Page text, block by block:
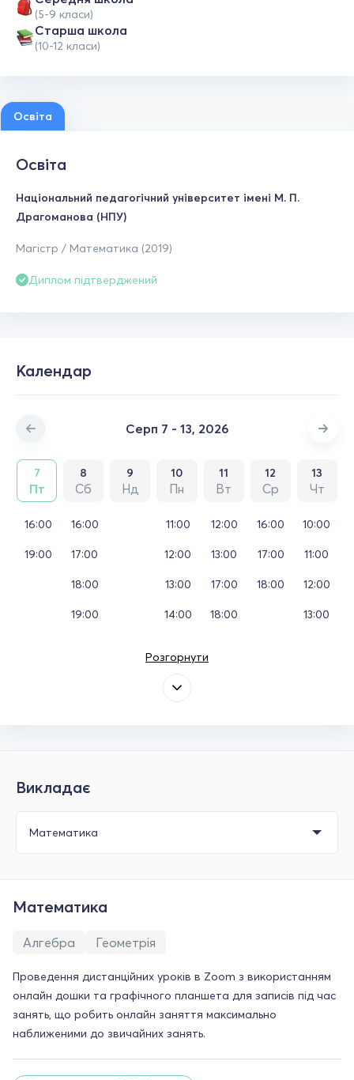
(5-9 класи)
Старша школа
(10-12 класи)
Освіта
Освіта
Національний педагогічний університет імені М. П.
Драгоманова (НПУ)
Магістр / Математика (2019)
Диплом підтверджений
Календар
Серп 7 - 13, 2026
7
Пт
8
Сб
9
Нд
10
Пн
11
Вт
12
Ср
13
Чт
16:00
19:00
16:00
17:00
18:00
19:00
11:00
12:00
13:00
14:00
12:00
13:00
17:00
18:00
16:00
17:00
18:00
10:00
11:00
12:00
13:00
Розгорнути
Викладає
Математика
Алгебра Геометрія
Проведення дистанційних уроків в Zoom з використанням
онлайн дошки та графічного планшета для записів під час
занять, що робить онлайн заняття максимально
наближеними до звичайних занять.